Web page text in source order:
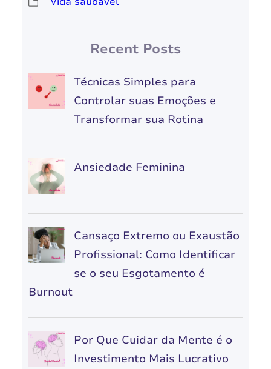
Recent Posts
Técnicas Simples para
Controlar suas Emoções e
Transformar sua Rotina
Ansiedade Feminina
Cansaço Extremo ou Exaustão
Profissional: Como Identificar
se o seu Esgotamento é
Burnout
Por Que Cuidar da Mente é o
Investimento Mais Lucrativo